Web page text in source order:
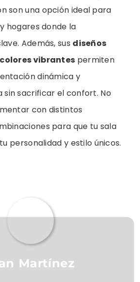
son una opción ideal para
hogares donde la
Además, sus diseños
vibrantes permiten
dinámica y
sacrificar el confort. No
con distintos
para que tu sala
personalidad y estilo únicos.
Martínez